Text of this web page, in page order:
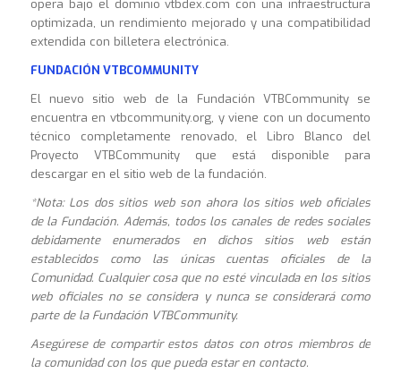
opera bajo el dominio vtbdex.com con una infraestructura
optimizada, un rendimiento mejorado y una compatibilidad
extendida con billetera electrónica.
FUNDACIÓN VTBCOMMUNITY
El nuevo sitio web de la Fundación VTBCommunity se
encuentra en vtbcommunity.org, y viene con un documento
técnico completamente renovado, el Libro Blanco del
Proyecto VTBCommunity que está disponible para
descargar en el sitio web de la fundación.
*Nota: Los dos sitios web son ahora los sitios web oficiales
de la Fundación. Además, todos los canales de redes sociales
debidamente enumerados en dichos sitios web están
establecidos como las únicas cuentas oficiales de la
Comunidad. Cualquier cosa que no esté vinculada en los sitios
web oficiales no se considera y nunca se considerará como
parte de la Fundación VTBCommunity.
Asegúrese de compartir estos datos con otros miembros de
la comunidad con los que pueda estar en contacto.